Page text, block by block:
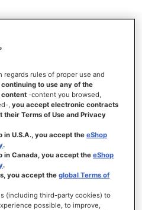
BETALEN
voor betalen met volledige
of PayPal om uw aankopen
te kunnen doen!
regards rules of proper use and
continuing to use any of the
content -content you browsed,
,you accept electronic contracts
their Terms of Use and Privacy
in U.S.A., you accept theeShop
.
in Canada, you accept theeShop
.
you accept theglobal Terms of
(including third-party cookies) to
possible, to improve,